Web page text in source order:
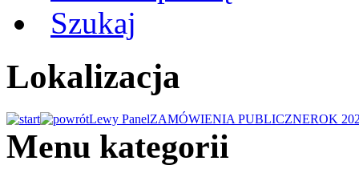
Szukaj
Lokalizacja
Lewy PanelZAMÓWIENIA PUBLICZNEROK
Menu kategorii